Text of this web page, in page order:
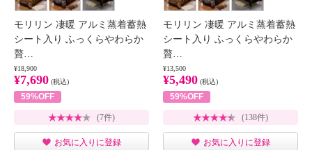
モリリン 凄暖 アルミ蒸着蓄熱
シート入り ふっくらやわらか
贅…
¥18,900
¥7,690 (税込)
59%OFF
(7件)
お気に入りに登録
モリリン 凄暖 アルミ蒸着蓄熱
シート入り ふっくらやわらか
贅…
¥13,500
¥5,490 (税込)
59%OFF
(138件)
お気に入りに登録